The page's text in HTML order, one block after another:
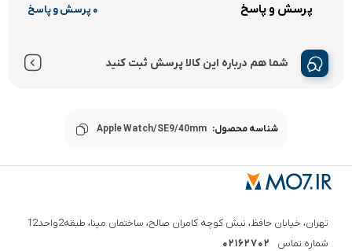
پرسش و پاسخ 0 پرسش و پاسخ
شما هم درباره این کالا پرسش ثبت کنید
شناسه محصول: Apple Watch/SE9/40mm
تهران، خیابان حافظ، نبش کوچه کامران صالح، ساختمان مینا، طبقه2واحد12
شماره تماس
02162702